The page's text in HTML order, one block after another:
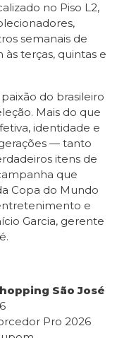
no Piso L2,
semanais de
terças, quintas e
do brasileiro
Mais do que
identidade e
— tanto
itens de
que
Copa do Mundo
e
Garcia, gerente
São José
Pro 2026